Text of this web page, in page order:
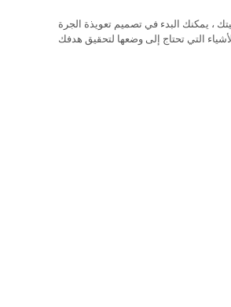
، يمكنك البدء في تصميم تعويذة الجرة